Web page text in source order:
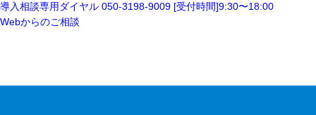
導入相談専用ダイヤル 050-3198-9009 [受付時間]9:30〜18:00
Webからのご相談